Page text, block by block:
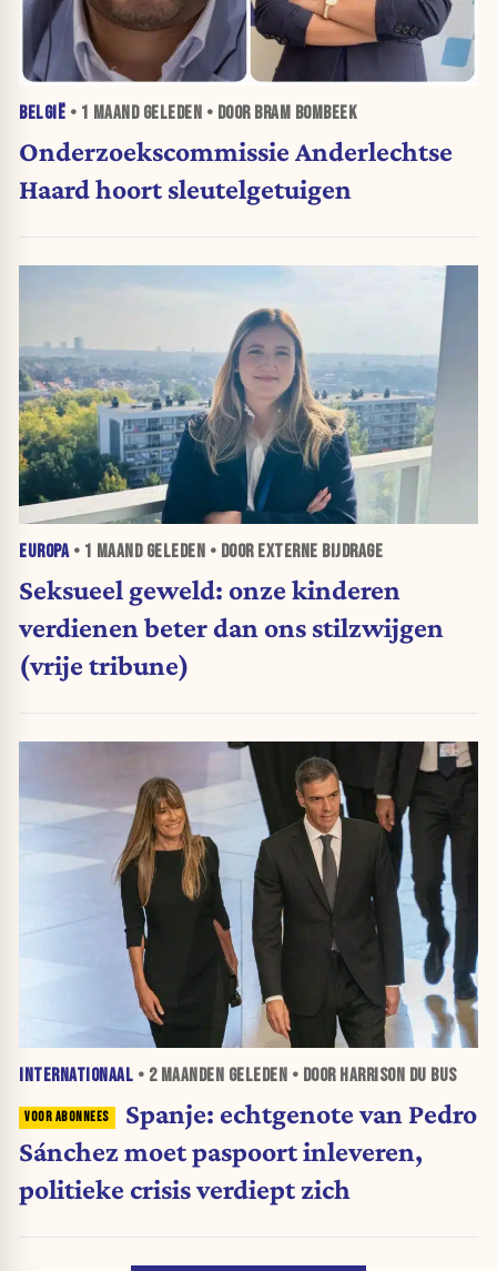
BELGIË • 1 MAANDGELEDEN • DOOR BRAM BOMBEEK
Onderzoekscommissie Anderlechtse
Haard hoort sleutelgetuigen
EUROPA• 1 MAANDGELEDEN • DOOR EXTERNE BIJDRAGE
Seksueel geweld: onze kinderen
verdienen beter dan ons stilzwijgen
(vrije tribune)
INTERNATIONAAL • 2 MAANDEN GELEDEN • DOOR HARRISON DU BUS
Spanje: echtgenote van Pedro
Sánchez moet paspoort inleveren,
politieke crisis verdiept zich